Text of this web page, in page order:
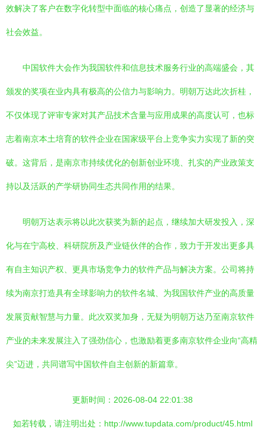
效解决了客户在数字化转型中面临的核心痛点，创造了显著的经济与
社会效益。
中国软件大会作为我国软件和信息技术服务行业的高端盛会，其
颁发的奖项在业内具有极高的公信力与影响力。明朝万达此次折桂，
不仅体现了评审专家对其产品技术含量与应用成果的高度认可，也标
志着南京本土培育的软件企业在国家级平台上竞争实力实现了新的突
破。这背后，是南京市持续优化的创新创业环境、扎实的产业政策支
持以及活跃的产学研协同生态共同作用的结果。
明朝万达表示将以此次获奖为新的起点，继续加大研发投入，深
化与在宁高校、科研院所及产业链伙伴的合作，致力于开发出更多具
有自主知识产权、更具市场竞争力的软件产品与解决方案。公司将持
续为南京打造具有全球影响力的软件名城、为我国软件产业的高质量
发展贡献智慧与力量。此次双奖加身，无疑为明朝万达乃至南京软件
产业的未来发展注入了强劲信心，也激励着更多南京软件企业向“高精
尖”迈进，共同谱写中国软件自主创新的新篇章。
更新时间：2026-08-04 22:01:38
如若转载，请注明出处：http://www.tupdata.com/product/45.html